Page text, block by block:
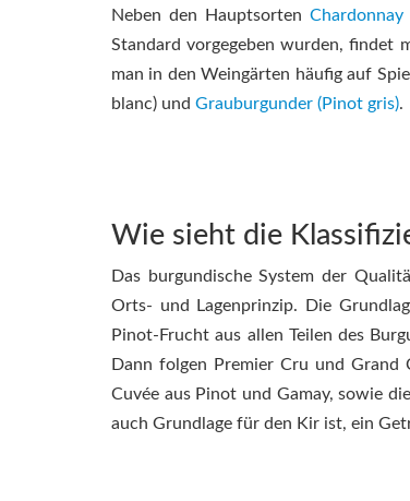
Neben den HauptsortenChardonnay
Standard vorgegeben wurden, findet
man in den Weingärten häufig auf
blanc) und Grauburgunder (Pinot gris).
Wie sieht die
Das burgundische System der
Orts- und Lagenprinzip. Die
Pinot-Frucht aus allen Teilen des
Dann folgen Premier Cru und Grand
Cuvée aus Pinot und Gamay, sowie
auch Grundlage für den Kir ist, ein